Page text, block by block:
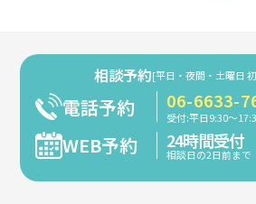
相談予約[平日・夜間・土曜日
電話予約 06-6633-
受付:平日9:30～
WEB予約 24時間受付
相談日の2日前まで